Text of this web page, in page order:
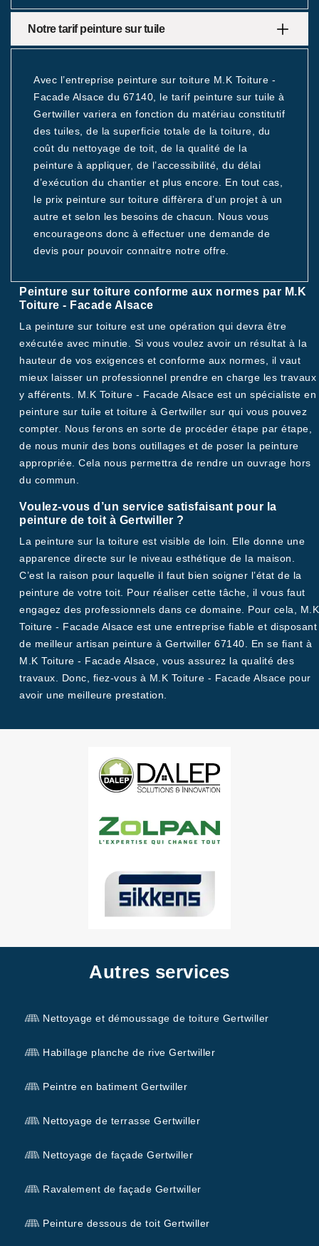
Notre tarif peinture sur tuile
Avec l’entreprise peinture sur toiture M.K Toiture -
Facade Alsace du 67140, le tarif peinture sur tuile à
Gertwiller variera en fonction du matériau constitutif
des tuiles, de la superficie totale de la toiture, du
coût du nettoyage de toit, de la qualité de la
peinture à appliquer, de l’accessibilité, du délai
d’exécution du chantier et plus encore. En tout cas,
le prix peinture sur toiture diffèrera d’un projet à un
autre et selon les besoins de chacun. Nous vous
encourageons donc à effectuer une demande de
devis pour pouvoir connaitre notre offre.
Peinture sur toiture conforme aux normes par M.K
Toiture - Facade Alsace
La peinture sur toiture est une opération qui devra être
exécutée avec minutie. Si vous voulez avoir un résultat à la
hauteur de vos exigences et conforme aux normes, il vaut
mieux laisser un professionnel prendre en charge les travaux
y afférents. M.K Toiture - Facade Alsace est un spécialiste en
peinture sur tuile et toiture à Gertwiller sur qui vous pouvez
compter. Nous ferons en sorte de procéder étape par étape,
de nous munir des bons outillages et de poser la peinture
appropriée. Cela nous permettra de rendre un ouvrage hors
du commun.
Voulez-vous d’un service satisfaisant pour la
peinture de toit à Gertwiller ?
La peinture sur la toiture est visible de loin. Elle donne une
apparence directe sur le niveau esthétique de la maison.
C’est la raison pour laquelle il faut bien soigner l’état de la
peinture de votre toit. Pour réaliser cette tâche, il vous faut
engagez des professionnels dans ce domaine. Pour cela, M.K
Toiture - Facade Alsace est une entreprise fiable et disposant
de meilleur artisan peinture à Gertwiller 67140. En se fiant à
M.K Toiture - Facade Alsace, vous assurez la qualité des
travaux. Donc, fiez-vous à M.K Toiture - Facade Alsace pour
avoir une meilleure prestation.
Autres services
Nettoyage et démoussage de toiture Gertwiller
Habillage planche de rive Gertwiller
Peintre en batiment Gertwiller
Nettoyage de terrasse Gertwiller
Nettoyage de façade Gertwiller
Ravalement de façade Gertwiller
Peinture dessous de toit Gertwiller